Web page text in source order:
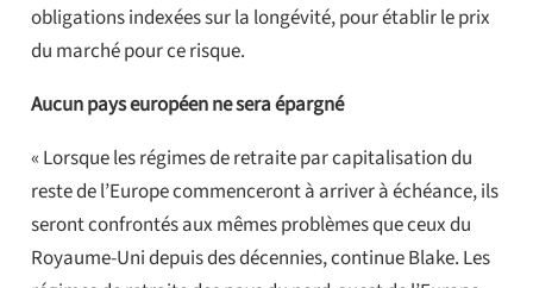
obligations indexées sur la longévité, pour établir le prix
du marché pour ce risque.
Aucun pays européen ne sera épargné
« Lorsque les régimes de retraite par capitalisation du
reste de l’Europe commenceront à arriver à échéance, ils
seront confrontés aux mêmes problèmes que ceux du
Royaume-Uni depuis des décennies, continue Blake. Les